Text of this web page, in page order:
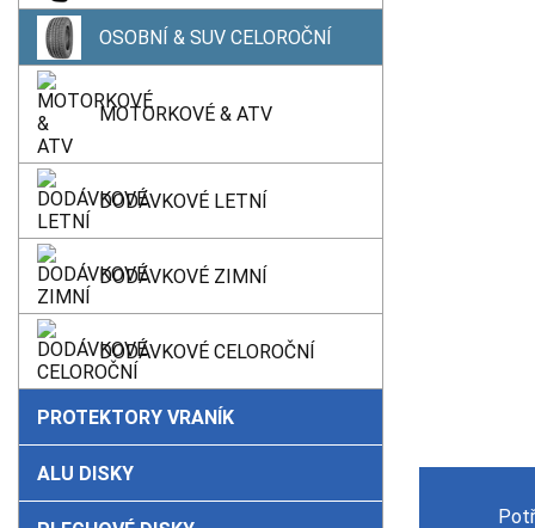
OSOBNÍ & SUV CELOROČNÍ
MOTORKOVÉ & ATV
DODÁVKOVÉ LETNÍ
DODÁVKOVÉ ZIMNÍ
DODÁVKOVÉ CELOROČNÍ
PROTEKTORY VRANÍK
ALU DISKY